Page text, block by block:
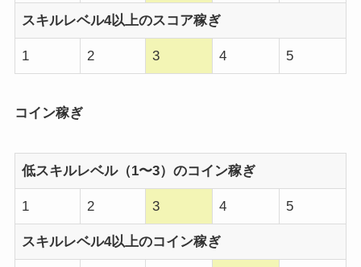
スキルレベル4以上のスコア稼ぎ
1 2 3 4 5
コイン稼ぎ
低スキルレベル（1〜3）のコイン稼ぎ
1 2 3 4 5
スキルレベル4以上のコイン稼ぎ